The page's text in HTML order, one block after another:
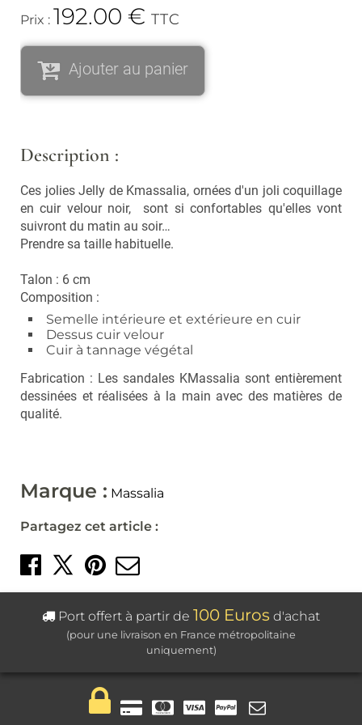
Foulards, écharpes,
chapeaux et bonnets
Lunettes
Lunettes de Soleil
concentrés
Bougies, encens
Soldes
Nos pépites
Carte cadeau
Prix : 192.00 € TTC
Ajouter au panier
Description :
Ces jolies Jelly de Kmassalia, ornées d'un joli coquillage
en cuir velour noir, sont si confortables qu'elles vont
suivront du matin au soir…
Prendre sa taille habituelle.
Talon : 6 cm
Composition :
Semelle intérieure et extérieure en cuir
Dessus cuir velour
Cuir à tannage végétal
Fabrication : Les sandales KMassalia sont entièrement
dessinées et réalisées à la main avec des matières de
qualité.
Marque : Massalia
Partagez cet article :
Partager sur Facebook
Partager sur X
Créer un épingle sur
Envoyer par mail
Port offert à partir de 100 Euros d'achat
(pour une livraison en France métropolitaine
uniquement)